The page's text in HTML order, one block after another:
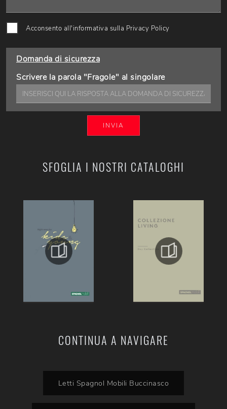
SFOGLIA I NOSTRI CATALOGHI
CONTINUA A NAVIGARE
Letti Spagnol Mobili Buccinasco
Acconsento all'informativa sulla Privacy Policy
Domanda di sicurezza
Scrivere la parola "Fragole" al singolare
INVIA